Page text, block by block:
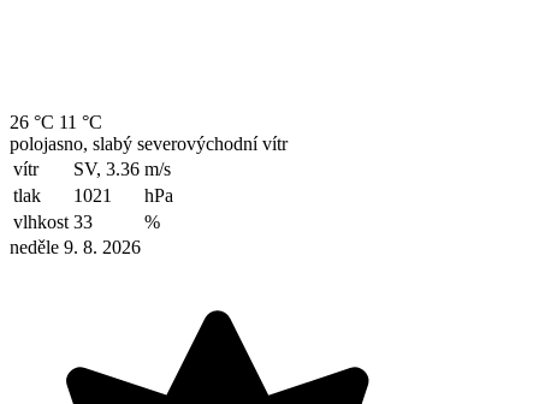
26 °C 11 °C
polojasno, slabý severovýchodní vítr
vítr
SV, 3.36 m/s
tlak
1021
hPa
vlhkost 33
%
neděle 9. 8. 2026